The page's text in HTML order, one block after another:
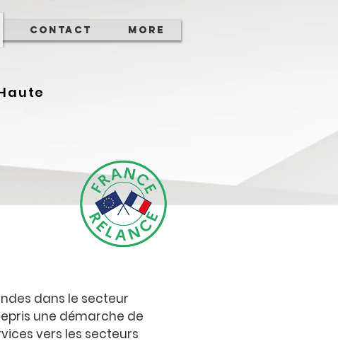
Contact More
dans le secteur
une démarche de
vers les secteurs